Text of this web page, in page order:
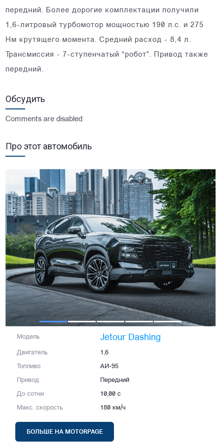
передний. Более дорогие комплектации получили
1,6-литровый турбомотор мощностью 190 л.с. и 275
Нм крутящего момента. Средний расход - 8,4 л.
Трансмиссия - 7-ступенчатый “робот”. Привод также
передний.
Обсудить
Comments are disabled
Про этот автомобиль
Модель Jetour Dashing
Двигатель 1,6
Топливо АИ-95
Привод Передний
До сотни 10,00 с
Макс. скорость 180 км/ч
БОЛЬШЕ НА MOTORPAGE